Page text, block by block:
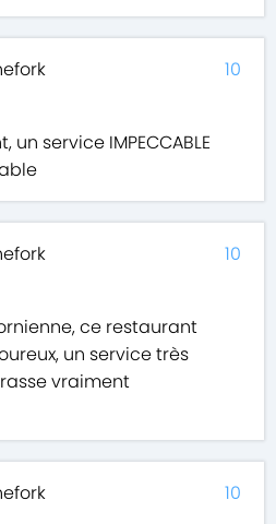
service IMPECCABLE
10
ce restaurant
un service très
vraiment
10
10